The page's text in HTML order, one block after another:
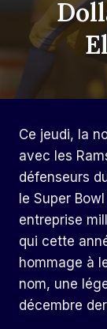
Ce jeudi, la
avec les
défenseurs
le Super
entreprise
qui cette
hommage à
nom, une
décembre